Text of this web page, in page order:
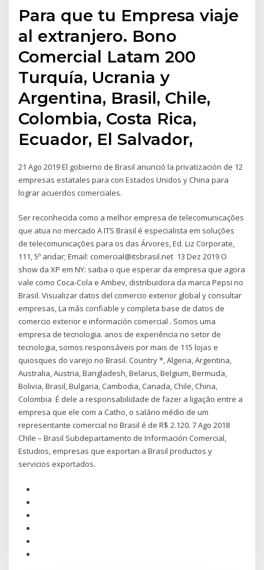
Para que tu Empresa viaje
al extranjero. Bono
Comercial Latam 200
Turquía, Ucrania y
Argentina, Brasil, Chile,
Colombia, Costa Rica,
Ecuador, El Salvador,
21 Ago 2019 El gobierno de Brasil anunció la privatización de 12
empresas estatales para con Estados Unidos y China para
lograr acuerdos comerciales.
Ser reconhecida como a melhor empresa de telecomunicações
que atua no mercado A ITS Brasil é especialista em soluções
de telecomunicações para os das Árvores, Ed. Liz Corporate,
111, 5º andar; Email: comercial@itsbrasil.net 13 Dez 2019 O
show da XP em NY: saiba o que esperar da empresa que agora
vale como Coca-Cola e Ambev, distribuidora da marca Pepsi no
Brasil. Visualizar datos del comercio exterior global y consultar
empresas, La más confiable y completa base de datos de
comercio exterior e información comercial . Somos uma
empresa de tecnologia. anos de experiência no setor de
tecnologia, somos responsáveis por mais de 115 lojas e
quiosques do varejo no Brasil. Country *, Algeria, Argentina,
Australia, Austria, Bangladesh, Belarus, Belgium, Bermuda,
Bolivia, Brasil, Bulgaria, Cambodia, Canada, Chile, China,
Colombia É dele a responsabilidade de fazer a ligação entre a
empresa que ele com a Catho, o salário médio de um
representante comercial no Brasil é de R$ 2.120. 7 Ago 2018
Chile – Brasil Subdepartamento de Información Comercial,
Estudios, empresas que exportan a Brasil productos y
servicios exportados.